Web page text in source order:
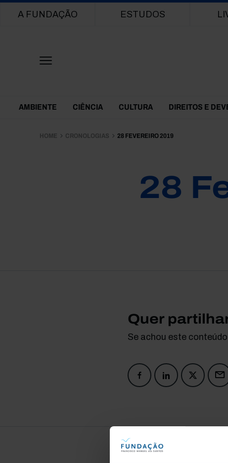
Main navigation
A FUNDAÇÃO ESTUDOS
Themes Menu
AMBIENTE CIÊNCIA CULTURA DIREITOS E
HOME CRONOLOGIAS 28 FEVEREIRO 2019
28
Quer
Se achou este